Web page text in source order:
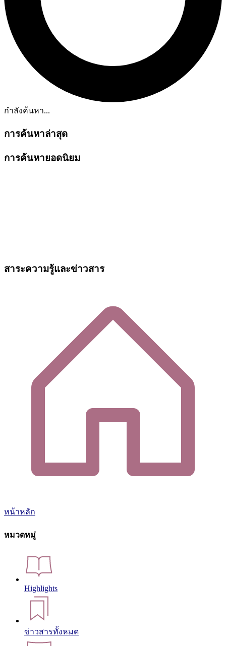
กำลังค้นหา...
การค้นหาล่าสุด
การค้นหายอดนิยม
สาระความรู้และข่าวสาร
หน้าหลัก
หมวดหมู่
Highlights
ข่าวสารทั้งหมด